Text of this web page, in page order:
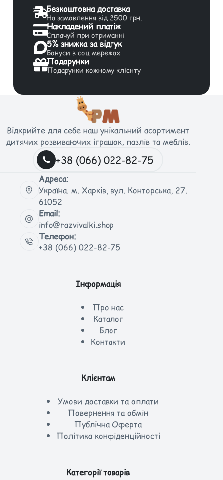
Безкоштовна доставка
На замовлення від 2500 грн.
Накладений платіж
Сплачуй при отриманні
5% знижка за відгук
Бонуси в соц мережах
Подарунки
Подарунки кожному клієнту
Відкрийте для себе наш унікальний асортимент
дитячих розвиваючих іграшок, пазлів та меблів.
+38 (066) 022-82-75
Адреса:
Україна. м. Харків, вул. Конторська, 27.
61052
Email:
info@razvivalki.shop
Телефон:
+38 (066) 022-82-75
Інформація
Про нас
Каталог
Блог
Контакти
Клієнтам
Умови доставки та оплати
Повернення та обмін
Публічна Оферта
Політика конфіденційності
Категорії товарів